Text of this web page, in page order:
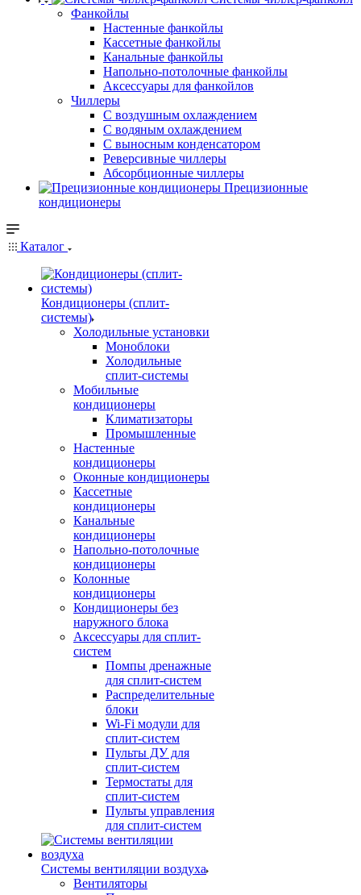
Фанкойлы
Настенные фанкойлы
Кассетные фанкойлы
Канальные фанкойлы
Напольно-потолочные фанкойлы
Аксессуары для фанкойлов
Чиллеры
С воздушным охлаждением
С водяным охлаждением
С выносным конденсатором
Реверсивные чиллеры
Абсорбционные чиллеры
Прецизионные
кондиционеры
Каталог
Кондиционеры (сплит-
системы)
Холодильные установки
Моноблоки
Холодильные
сплит-системы
Мобильные
кондиционеры
Климатизаторы
Промышленные
Настенные
кондиционеры
Оконные кондиционеры
Кассетные
кондиционеры
Канальные
кондиционеры
Напольно-потолочные
кондиционеры
Колонные
кондиционеры
Кондиционеры без
наружного блока
Аксессуары для сплит-
систем
Помпы дренажные
для сплит-систем
Распределительные
блоки
Wi-Fi модули для
сплит-систем
Пульты ДУ для
сплит-систем
Термостаты для
сплит-систем
Пульты управления
для сплит-систем
Системы вентиляции воздуха
Вентиляторы